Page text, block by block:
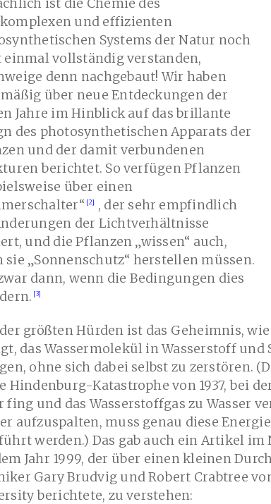
ist die Chemie des
und effizienten
Systems der Natur noch
einmal vollständig verstanden,
denn nachgebaut! Wir haben
über neue Entdeckungen der
Jahre im Hinblick auf das brillante
des photosynthetischen Apparats der
und der damit verbundenen
berichtet. So verfügen Pflanzen
über einen
, der sehr empfindlich
der Lichtverhältnisse
und die Pflanzen „wissen“ auch,
sie „Sonnenschutz“ herstellen müssen.
dann, wenn die Bedingungen dies
größten Hürden ist das Geheimnis,
das Wassermolekül in Wasserstoff und
ohne sich dabei selbst zu zerstören.
Hindenburg-Katastrophe von 1937, bei
fing und das Wasserstoffgas zu Wasser
aufzuspalten, muss genau diese
werden.) Das gab auch ein Artikel im
Jahr 1999, der über einen kleinen
Gary Brudvig und Robert Crabtree
berichtete, zu verstehen: